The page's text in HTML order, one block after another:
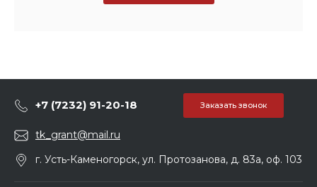
+7 (7232) 91-20-18 Заказать звонок
tk_grant@mail.ru
г. Усть-Каменогорск, ул. Протозанова, д. 83а, оф. 103